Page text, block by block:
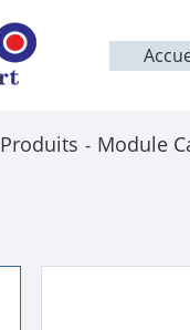
Produits Module